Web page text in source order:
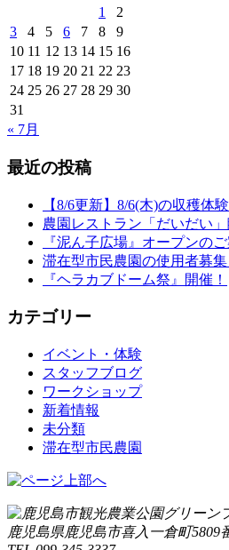
1
2
3
4 5 6 7 8
9
10 11 12 13 14 15 16
17 18 19 20 21 22 23
24 25 26 27 28 29 30
31
« 7月
最近の投稿
【8/6更新】8/6(木)の収穫体
農園レストラン「だいだい
『泥ん子広場』オープンの
滞在型市民農園の使用者募集
『ヘラカブドーム祭』開催！
カテゴリー
イベント・体験
スタッフブログ
ワークショップ
新着情報
未分類
滞在型市民農園
鹿児島県鹿児島市喜入一倉町5809